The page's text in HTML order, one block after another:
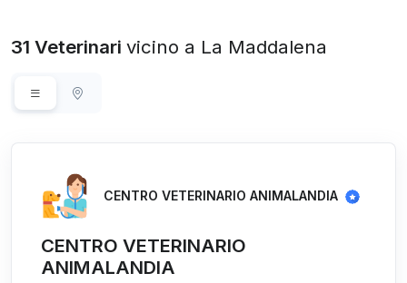
31 Veterinari vicino a La Maddalena
CENTRO VETERINARIO ANIMALANDIA
CENTRO VETERINARIO
ANIMALANDIA